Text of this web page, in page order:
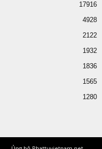
17916
4928
2122
1932
1836
1565
1280